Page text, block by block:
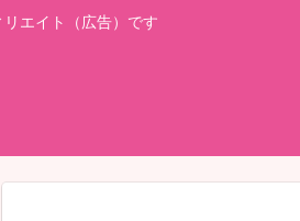
エイト（広告）です